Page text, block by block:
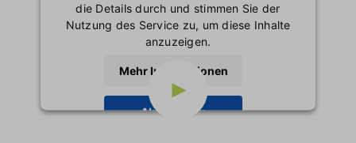
die Details durch und stimmen Sie der
Nutzung des Service zu, um diese Inhalte
anzuzeigen.
Mehr Informationen
Akzeptieren